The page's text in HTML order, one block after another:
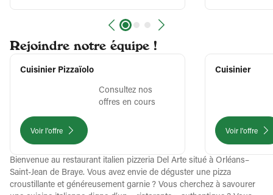
Rejoindre notre équipe !
Cuisinier Pizzaïolo
Consultez nos
offres en cours
Voir l'offre
Cuisinier
Voir l'offre
Bienvenue au restaurant italien pizzeria Del Arte situé à Orléans–
Saint-Jean de Braye. Vous avez envie de déguster une pizza
croustillante et généreusement garnie ? Vous cherchez à savourer